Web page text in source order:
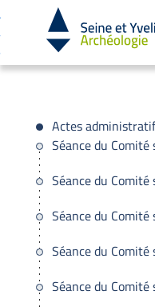
Aller
au
contenu
Aller
à
la
recherche
Actes
Séance du
Séance du
Séance du
Séance du
Séance du
Cookies et traceurs